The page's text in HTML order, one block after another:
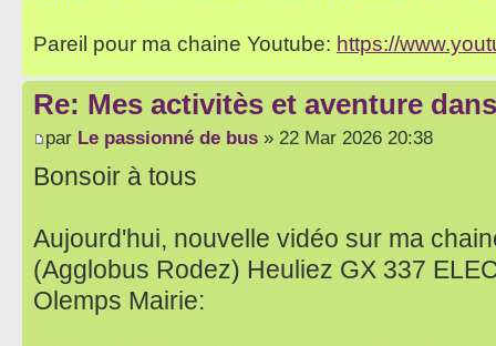
Pareil pour ma chaine Youtube: https://
Re: Mes activitès et aventure
par Le passionné de bus » 22 Mar 2026 20:38
Bonsoir à tous
Aujourd'hui, nouvelle vidéo sur ma
(Agglobus Rodez) Heuliez GX 337
Olemps Mairie: